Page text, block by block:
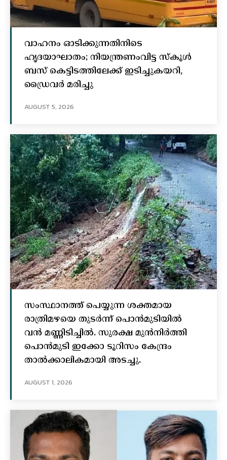
വാഹനം ഓടിക്കുന്നതിനിടെ
ഹൃദയാഘാതം; നിയന്ത്രണംവിട്ട സ്കൂൾ
ബസ് കെട്ടിടത്തിലേക്ക് ഇടിച്ചുകയറി,
ഡ്രൈവർ മരിച്ചു
AUGUST 5, 2026
സംസ്ഥാനത്ത് പെയ്യുന്ന ശക്തമായ
രാത്രിമഴയെ തുടർന്ന് പൊൻമുടിയില്‍
വൻ മണ്ണിടിച്ചില്‍. സുരക്ഷ മുൻനിർത്തി
പൊൻമുടി ഇക്കോ ടൂറിസം കേന്ദ്രം
താല്‍ക്കാലികമായി അടച്ചു.
AUGUST 1, 2026